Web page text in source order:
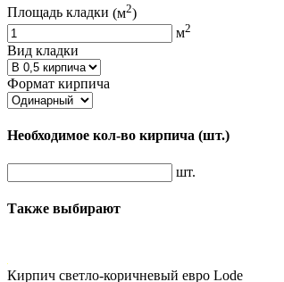
Площадь кладки (м2)
м2
Вид кладки
Формат кирпича
Необходимое кол-во кирпича (шт.)
шт.
Также выбирают
Кирпич светло-коричневый евро Lode